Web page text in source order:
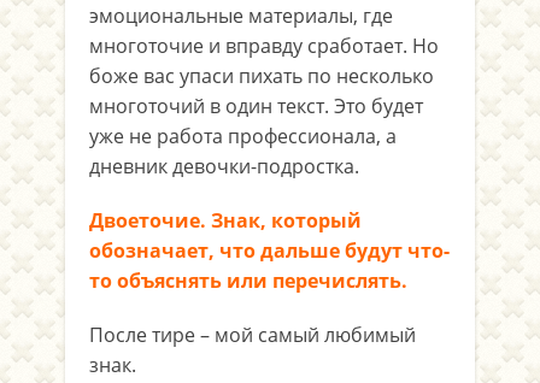
эмоциональные материалы, где
многоточие и вправду сработает. Но
боже вас упаси пихать по несколько
многоточий в один текст. Это будет
уже не работа профессионала, а
дневник девочки-подростка.
Двоеточие. Знак, который
обозначает, что дальше будут что-
то объяснять или перечислять.
После тире – мой самый любимый
знак.